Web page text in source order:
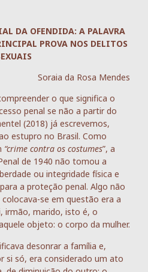
DA OFENDIDA: A PALAVRA
PROVA NOS DELITOS
Soraia da Rosa Mendes
o que significa o
penal se não a partir do
(2018) já escrevemos,
estupro no Brasil. Como
“crime contra os costumes”, a
de 1940 não tomou a
ou integridade física e
a proteção penal. Algo não
se em questão era a
irmão, marido, isto é, o
objeto: o corpo da mulher.
desonrar a família e,
si só, era considerado um ato